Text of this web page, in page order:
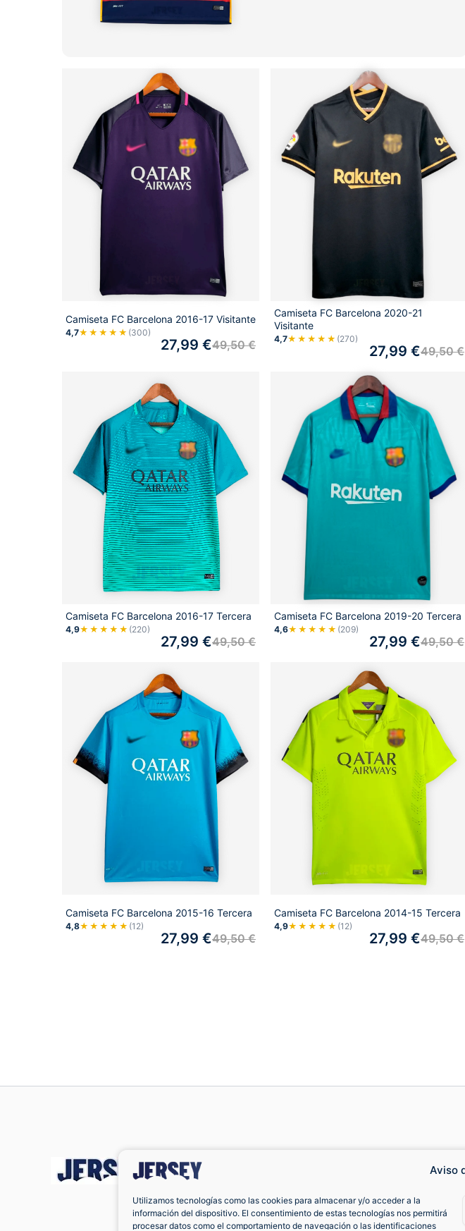
Aviso
Utilizamos tecnologías como las cookies para almacenar y/o acceder a la
información del dispositivo. El consentimiento de estas tecnologías nos permitirá
procesar datos como el comportamiento de navegación o las identificaciones
Camiseta FC Barcelona 2016-17 Visitante
4,7★★★★★ (300)
49,50€
27,99 €
Camiseta FC Barcelona 2020-21
Visitante
4,7★★★★★ (270)
49,50€
27,99 €
Camiseta FC Barcelona 2016-17 Tercera
4,9★★★★★ (220)
49,50€
27,99 €
Camiseta FC Barcelona 2019-20 Tercera
4,6★★★★★ (209)
49,50€
27,99 €
Camiseta FC Barcelona 2015-16 Tercera
4,8★★★★★ (12)
49,50€
27,99 €
Camiseta FC Barcelona 2014-15 Tercera
4,9★★★★★ (12)
49,50€
27,99 €
Cambios y devoluciones
Contacto